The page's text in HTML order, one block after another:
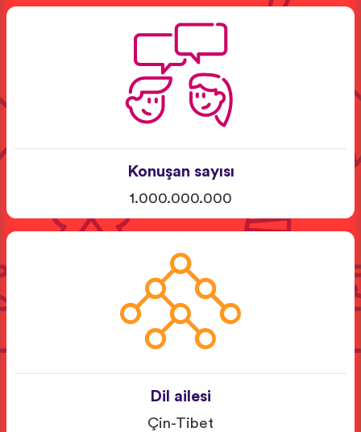
Konuşan sayısı
1.000.000.000
Dil ailesi
Çin-Tibet